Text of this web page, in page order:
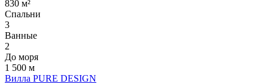
830 м²
Спальни
3
Ванные
2
До моря
1 500 м
Вилла PURE DESIGN